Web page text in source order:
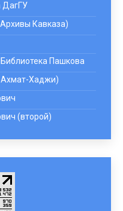
ДагГУ
Кавказа)
Пашкова
Ахмат-Хаджи)
(второй)